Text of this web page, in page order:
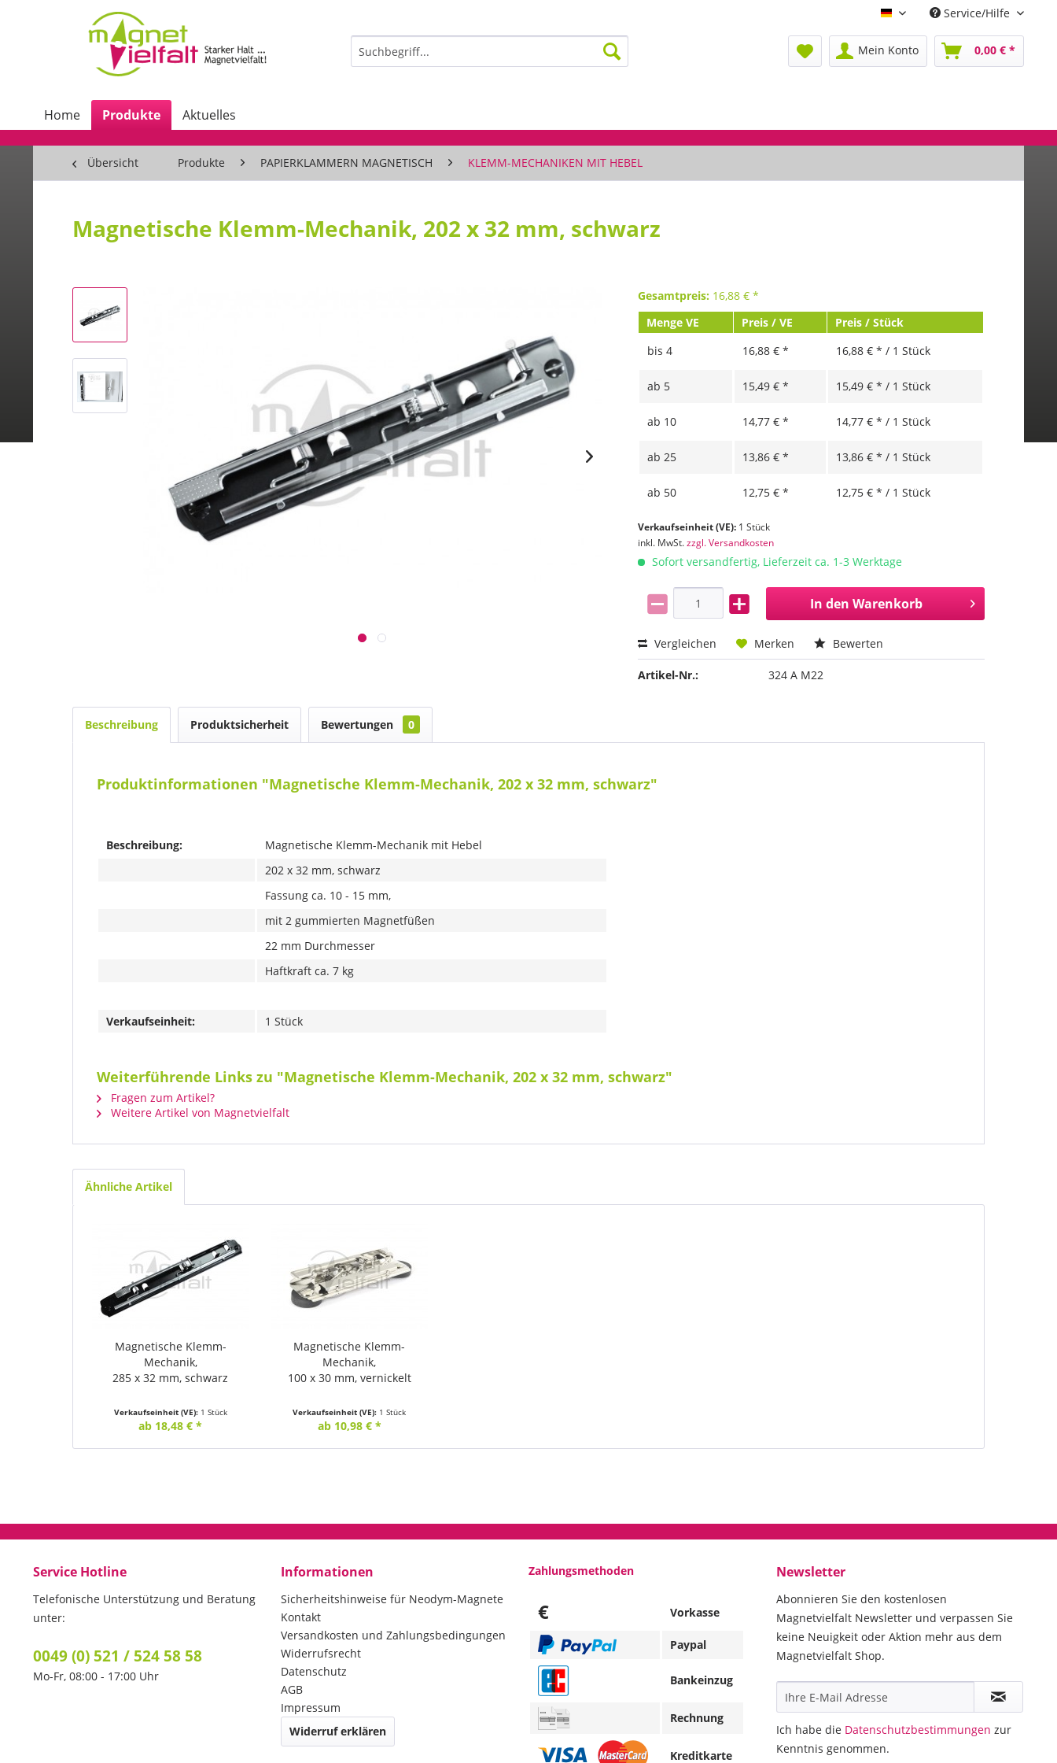
Deutsch Service/Hilfe
Mein Konto 0,00 € *
Home Produkte Aktuelles
Übersicht Produkte PAPIERKLAMMERN MAGNETISCH KLEMM-MECHANIKEN MIT HEBEL
Magnetische Klemm-Mechanik, 202 x 32 mm, schwarz
Gesamtpreis: 16,88 € *
Menge VE
Preis / VE
Preis / Stück
bis4 16,88 € * 16,88 € * / 1 Stück
ab 5 15,49 € * 15,49 € * / 1 Stück
ab 10 14,77 € * 14,77 € * / 1 Stück
ab25 13,86 € * 13,86 € * / 1 Stück
ab 50 12,75 € * 12,75 € * / 1 Stück
Verkaufseinheit (VE): 1 Stück
inkl. MwSt.zzgl. Versandkosten
Sofort versandfertig, Lieferzeit ca. 1-3 Werktage
In den Warenkorb
Vergleichen Merken Bewerten
Artikel-Nr.: 324 A M22
Beschreibung Produktsicherheit Bewertungen 0
Produktinformationen "Magnetische Klemm-Mechanik, 202 x 32 mm, schwarz"
Beschreibung:
Magnetische Klemm-Mechanik mit Hebel
202 x 32 mm, schwarz
Fassung ca. 10 - 15 mm,
mit 2 gummierten Magnetfüßen
22 mm Durchmesser
Haftkraft ca. 7 kg
Verkaufseinheit: 1 Stück
Weiterführende Links zu "Magnetische Klemm-Mechanik, 202 x 32 mm, schwarz"
Fragen zum Artikel?
Weitere Artikel von Magnetvielfalt
Ähnliche Artikel
Magnetische Klemm-
Mechanik,
285 x 32 mm, schwarz
Verkaufseinheit (VE): 1 Stück
ab 18,48 € *
Magnetische Klemm-
Mechanik,
100 x 30 mm, vernickelt
Verkaufseinheit (VE): 1 Stück
ab 10,98 € *
Service Hotline
Telefonische Unterstützung und Beratung
unter:
0049 (0) 521 / 524 58 58
Mo-Fr, 08:00 - 17:00 Uhr
Informationen
Sicherheitshinweise für Neodym-Magnete
Kontakt
Versandkosten und Zahlungsbedingungen
Widerrufsrecht
Datenschutz
AGB
Impressum
Widerruf erklären
Zahlungsmethoden
€ Vorkasse
Paypal
Bankeinzug
Rechnung
Kreditkarte
Newsletter
Abonnieren Sie den kostenlosen
Magnetvielfalt Newsletter und verpassen Sie
keine Neuigkeit oder Aktion mehr aus dem
Magnetvielfalt Shop.
Ich habe die Datenschutzbestimmungen zur
Kenntnis genommen.